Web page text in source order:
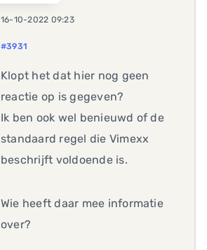
16-10-2022 09:23
#3931
Klopt het dat hier nog geen
reactie op is gegeven?
Ik ben ook wel benieuwd of de
standaard regel die Vimexx
beschrijft voldoende is.
Wie heeft daar mee informatie
over?